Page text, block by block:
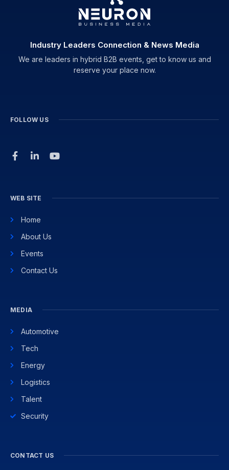
Industry Leaders Connection & News Media
We are leaders in hybrid B2B events, get to know us and
reserve your place now.
FOLLOW US
WEB SITE
Home
About Us
Events
Contact Us
MEDIA
Automotive
Tech
Energy
Logistics
Talent
Security
CONTACT US